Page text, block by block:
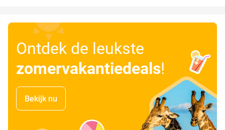
Ontdek de leukste
zomervakantiedeals!
Bekijk nu